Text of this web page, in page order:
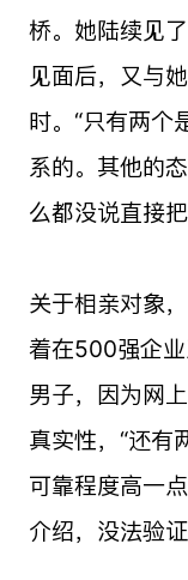
桥。她陆续见
见面后，又与
时。“只有两个
系的。其他的
么都没说直接把
关于相亲对象
着在500强企
男子，因为网
真实性，“还有
可靠程度高一
介绍，没法验